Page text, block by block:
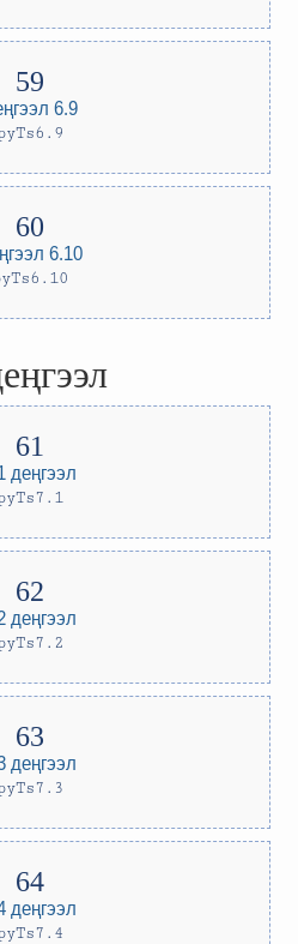
6.9
6.10
деңгээл
деңгээл
деңгээл
деңгээл